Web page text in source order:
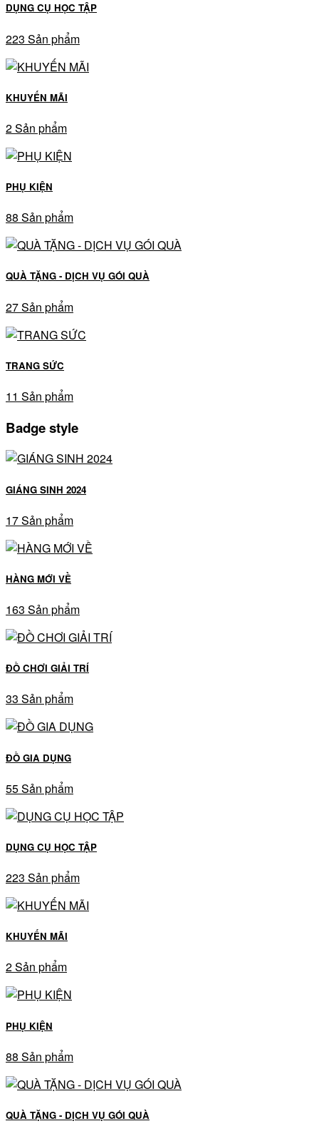
DỤNG CỤ HỌC TẬP
223 Sản phẩm
KHUYẾN MÃI
2 Sản phẩm
PHỤ KIỆN
88 Sản phẩm
QUÀ TẶNG - DỊCH VỤ GÓI QUÀ
27 Sản phẩm
TRANG SỨC
11 Sản phẩm
Badge style
GIÁNG SINH 2024
17 Sản phẩm
HÀNG MỚI VỀ
163 Sản phẩm
ĐỒ CHƠI GIẢI TRÍ
33 Sản phẩm
ĐỒ GIA DỤNG
55 Sản phẩm
DỤNG CỤ HỌC TẬP
223 Sản phẩm
KHUYẾN MÃI
2 Sản phẩm
PHỤ KIỆN
88 Sản phẩm
QUÀ TẶNG - DỊCH VỤ GÓI QUÀ